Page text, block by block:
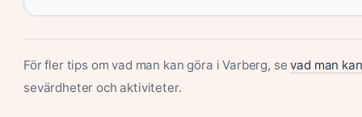
För fler tips om vad man kan göra i Varberg, sevad man
sevärdheter och aktiviteter.